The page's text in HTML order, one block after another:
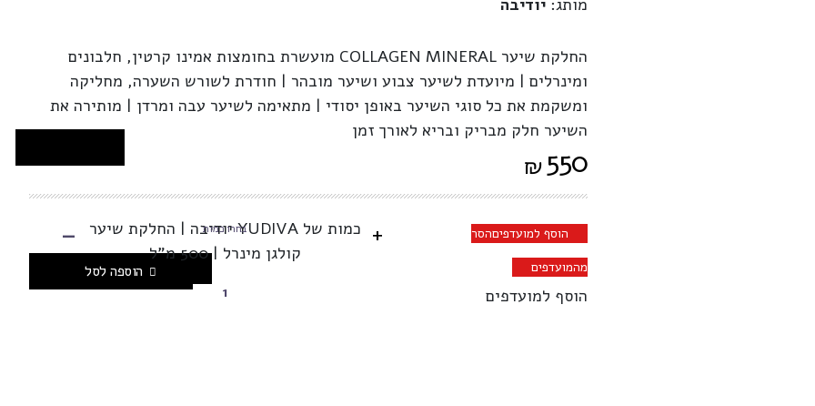
מותג: יודיבה
החלקת שיער COLLAGEN MINERAL מועשרת בחומצות אמינו קרטין, חלבונים
ומינרלים | מיועדת לשיער צבוע ושיער מובהר | חודרת לשורש השערה, מחליקה
ומשקמת את כל סוגי השיער באופן יסודי | מתאימה לשיער עבה ומרדן | מותירה את
השיער חלק מבריק ובריא לאורך זמן
₪550
+
כמות של YUDIVA יודיבה | החלקת שיער
קולגן מינרל | 500 מ”ל
בחרו כמות -
הוספה לסל
הוסף למועדפיםהסר
מהמועדפים
הוסף למועדפים